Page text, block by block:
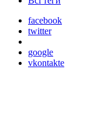
facebook
twitter
google
vkontakte